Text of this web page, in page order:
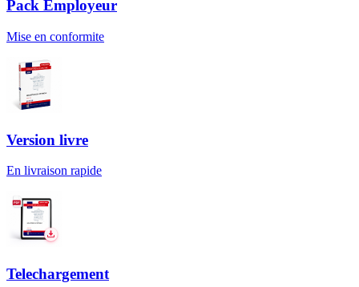
Pack Employeur
Mise en conformite
Version livre
En livraison rapide
Telechargement